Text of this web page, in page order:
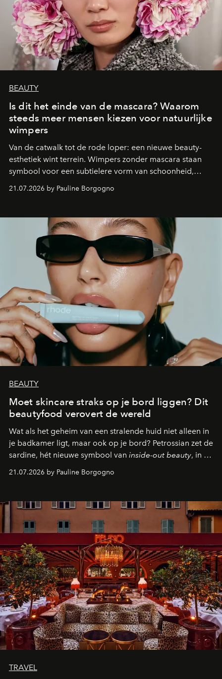
BEAUTY
Is dit het einde van de mascara? Waarom
steeds meer mensen kiezen voor natuurlijke
wimpers
Van de catwalk tot de rode loper: een nieuwe beauty-
esthetiek wint terrein. Wimpers zonder mascara staan
symbool voor een subtielere vorm van schoonheid,
waarin zelfvertrouwen belangrijker is dan een overvloed
aan make-up.
21.07.2026 by Pauline Borgogno
BEAUTY
Moet skincare straks op je bord liggen? Dit
beautyfood verovert de wereld
Wat als het geheim van een stralende huid niet alleen in
je badkamer ligt, maar ook op je bord? Petrossian zet de
sardine, hét nieuwe symbool van inside-out beauty, in de
kijker met twee gastronomische creaties.
21.07.2026 by Pauline Borgogno
TRAVEL